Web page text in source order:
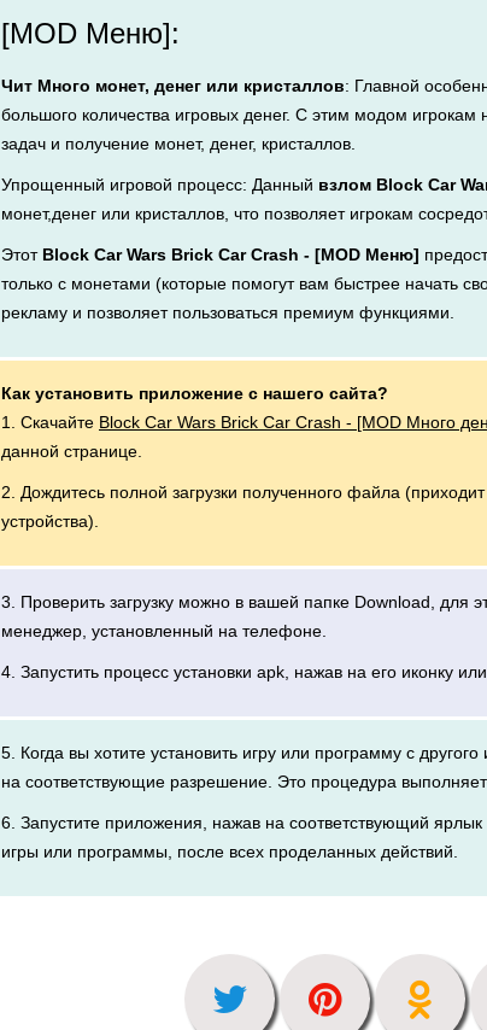
[MOD Меню]:
Чит Много монет, денег или кристаллов: Главной
большого количества игровых денег. С этим модом
задач и получение монет, денег, кристаллов.
Упрощенный игровой процесс: Данный взлом Block Car
монет,денег или кристаллов, что позволяет игрокам
Этот Block Car Wars Brick Car Crash - [MOD Меню]
только с монетами (которые помогут вам быстрее начать
рекламу и позволяет пользоваться премиум функциями.
Как установить приложение с нашего сайта?
1. Скачайте Block Car Wars Brick Car Crash - [MOD Много
данной странице.
2. Дождитесь полной загрузки полученного файла
устройства).
3. Проверить загрузку можно в вашей папке Download, для
менеджер, установленный на телефоне.
4. Запустить процесс установки apk, нажав на его иконку
5. Когда вы хотите установить игру или программу с
на соответствующие разрешение. Это процедура
6. Запустите приложения, нажав на соответствующий
игры или программы, после всех проделанных действий.